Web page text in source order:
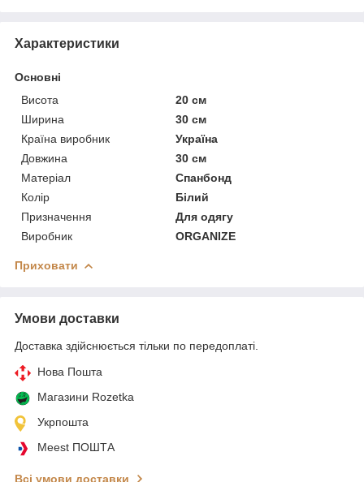
Характеристики
Основні
Висота
20 см
Ширина
30 см
Країна виробник
Україна
Довжина
30 см
Матеріал
Спанбонд
Колір
Білий
Призначення
Для одягу
Виробник
ORGANIZE
Приховати
Умови доставки
Доставка здійснюється тільки по передоплаті.
Нова Пошта
Магазини Rozetka
Укрпошта
Meest ПОШТА
Всі умови доставки